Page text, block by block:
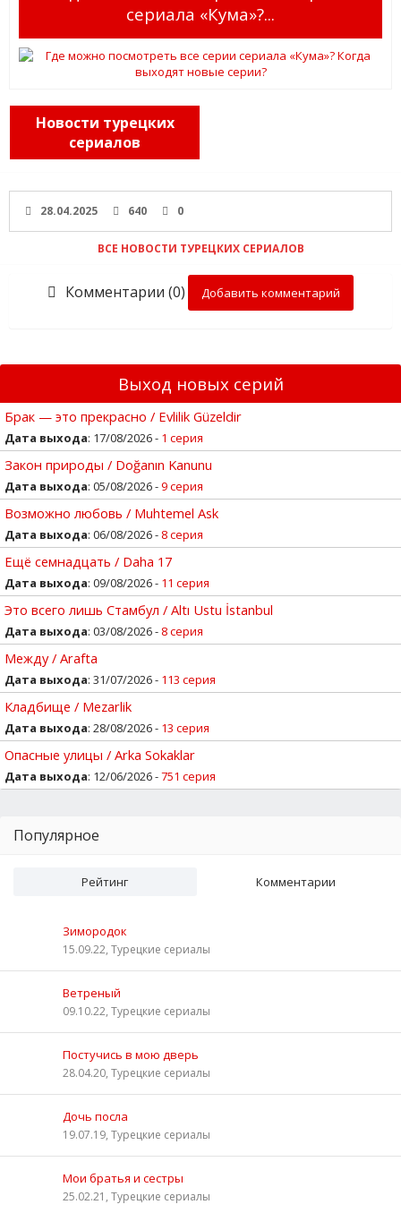
сериала «Кума»?...
Новости турецких
сериалов
28.04.2025 640 0
ВСЕ НОВОСТИ ТУРЕЦКИХ СЕРИАЛОВ
Комментарии (0) Добавить комментарий
Выход новых серий
Брак — это прекрасно / Evlilik Güzeldir
Дата выхода: 17/08/2026 - 1 серия
Закон природы / Doğanın Kanunu
Дата выхода: 05/08/2026 -9 серия
Возможно любовь / Muhtemel Ask
Дата выхода: 06/08/2026 - 8 серия
Ещё семнадцать / Daha 17
Дата выхода: 09/08/2026 - 11 серия
Это всего лишь Стамбул / Altı Ustu İstanbul
Дата выхода: 03/08/2026 - 8 серия
Между / Arafta
Дата выхода: 31/07/2026 - 113 серия
Кладбище / Mezarlik
Дата выхода: 28/08/2026 - 13 серия
Опасные улицы / Arka Sokaklar
Дата выхода: 12/06/2026 -751 серия
Популярное
Рейтинг Комментарии
Зимородок
15.09.22, Турецкие сериалы
Ветреный
09.10.22, Турецкие сериалы
Постучись в мою дверь
28.04.20, Турецкие сериалы
Дочь посла
19.07.19, Турецкие сериалы
Мои братья и сестры
25.02.21, Турецкие сериалы